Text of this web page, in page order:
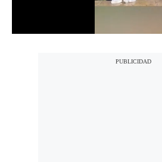
Fotogalerías